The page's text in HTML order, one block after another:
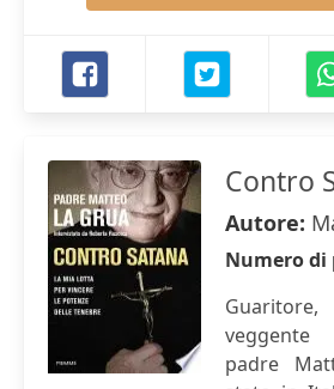
Contro
Autore:
Numero di
veggente
padre